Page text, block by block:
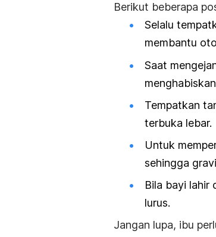
Berikut beberapa
Selalu
membantu
Saat
Tempatkan
terbuka lebar.
Untuk
sehingga
Bila bayi lahir
lurus.
Jangan lupa, ibu